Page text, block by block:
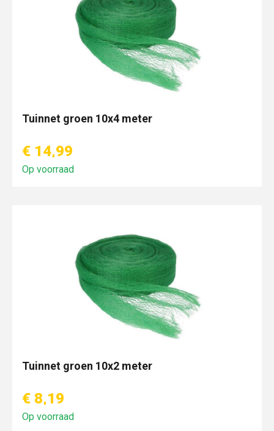
Tuinnet groen 10x4 meter
€ 14,99
Op voorraad
Tuinnet groen 10x2 meter
€ 8,19
Op voorraad